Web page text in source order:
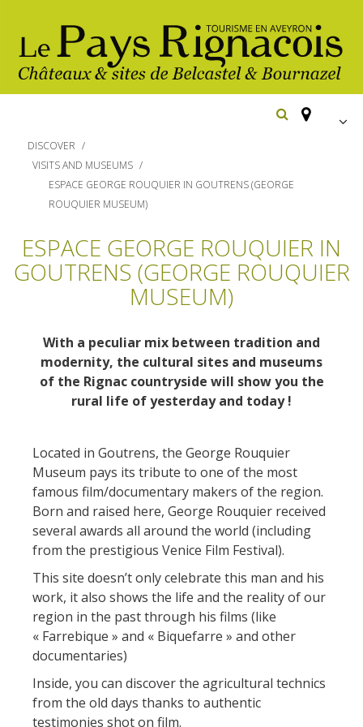
Los
Belcastel: pueblo y castillo
Bournazel: pueblo y castillo
naturales
El sendero etno-botanico en
Ségala "Al travers"
Maymac
Vistas
Patrimonio y
lugares de interes
El castillo y jardín de
Bournazel
El castillo de Belcastel
La cripta de Auzits en verano
Visitas y Museos
Las visitas guiadas
El museo de Georges
Senderismo
Cicloturismo
Equitación
Actividades
náuticas, baño
deportivas
Hoteles y centros
Casas de
huéspedes
Casas rurales y
de alquiler
Campings
Alojamientos
insólitos
Camping-car
Restaurantes
La castaña
Las ferias y
mercados
Descubrimiento
del terruño
Recetas y
productos locales
DISCOVER
VISITS AND MUSEUMS
ESPACE GEORGE ROUQUIER IN GOUTRENS (GEORGE
ROUQUIER MUSEUM)
ESPACE GEORGE ROUQUIER IN
GOUTRENS (GEORGE ROUQUIER
MUSEUM)
With a peculiar mix between tradition and
modernity, the cultural sites and museums
of the Rignac countryside will show you the
rural life of yesterday and today!
Located in Goutrens, the George Rouquier
Museum pays its tribute to one of the most
famous film/documentary makers of the region.
Born and raised here, George Rouquier received
several awards all around the world (including
from the prestigious Venice Film Festival).
This site doesn’t only celebrate this man and his
work, it also shows the life and the reality of our
region in the past through his films (like
« Farrebique » and « Biquefarre » and other
documentaries)
Inside, you can discover the agricultural technics
from the old days thanks to authentic
testimonies shot on film.